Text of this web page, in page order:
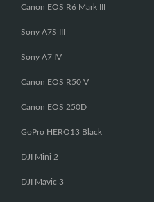
Canon EOS R6 Mark III
Sony A7S III
Sony A7 IV
Canon EOS R50 V
Canon EOS 250D
GoPro HERO13 Black
DJI Mini 2
DJI Mavic 3